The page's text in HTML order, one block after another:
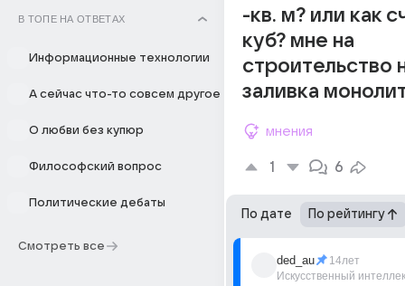
В ТОПЕ НА ОТВЕТАХ
Информационные технологии
А сейчас что-то совсем другое
О любви без купюр
Философский вопрос
Политические дебаты
Смотреть все
-кв. м? или как
куб? мне на
строительство
заливка
мнения
1 6
По дате По рейтингу
ded_au
Искусственный
14лет